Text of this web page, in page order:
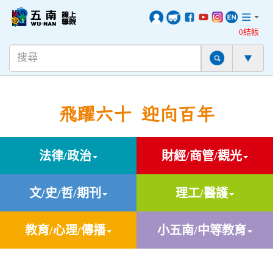
0結帳
飛躍六十 迎向百年
法律/政治 財經/商管/觀光
文/史/哲/期刊 理工/醫護
教育/心理/傳播 小五南/中等教育